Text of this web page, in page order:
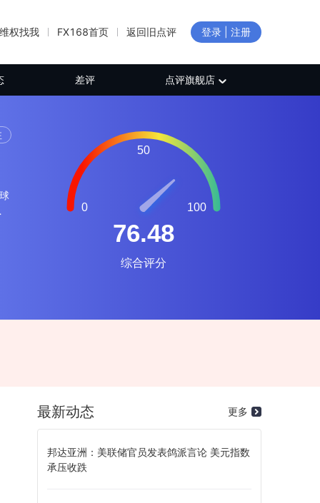
维权找我 FX168首页 返回旧点评 登录 | 注册
差评 点评旗舰店
最新动态 更多
邦达亚洲：美联储官员发表鸽派言论 美元指数
承压收跌